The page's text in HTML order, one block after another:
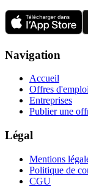
Navigation
Accueil
Offres
Entreprises
Publier une
Légal
Mentions
Politique de
CGU